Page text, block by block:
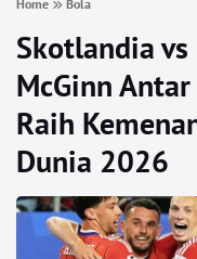
Home Bola
Skotlandia
McGinn
Raih
Dunia 2026